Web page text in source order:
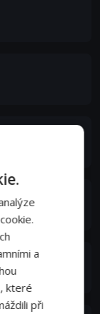
a
které
při